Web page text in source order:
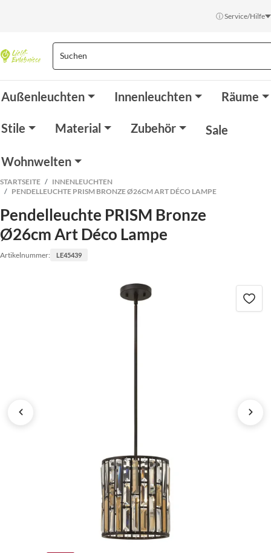
ⓘ Service/Hilfe
Außenleuchten Innenleuchten Räume
Stile Material Zubehör Sale
Wohnwelten
STARTSEITE
INNENLEUCHTEN
PENDELLEUCHTE PRISM BRONZE Ø26CM ART DÉCO LAMPE
Pendelleuchte PRISM Bronze
Ø26cm Art Déco Lampe
Artikelnummer: LE45439